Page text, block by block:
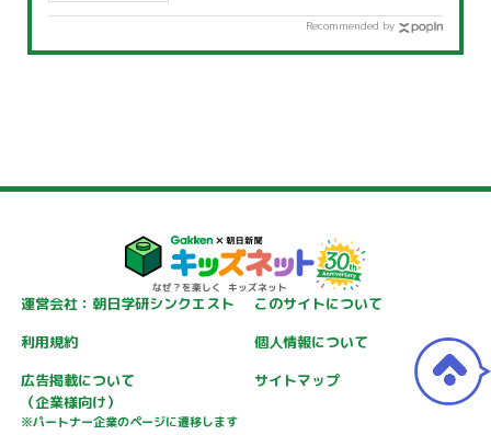
Recommended by
運営会社：朝日学研シンクエスト
このサイトについて
利用規約
個人情報について
広告掲載について
（企業様向け）
※パートナー企業のページに遷移します
サイトマップ